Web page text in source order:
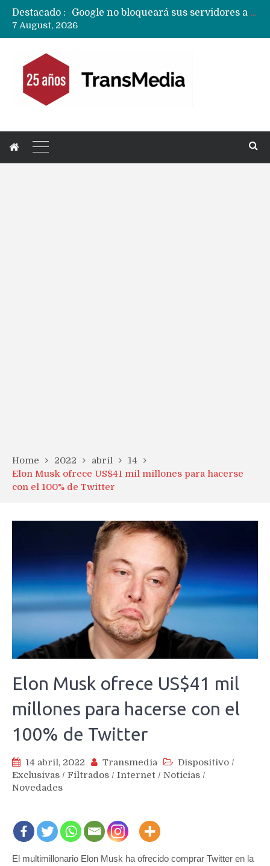
Destacado :
Google no bloqueará sus servidores a MicroG pero tiene un plan para eliminarlo como opción para teléfonos Huawei
CXMT le dice NO a la venta de sus memorias a Apple y dará prioridad a Huawei y Xiaomi
7 August, 2026
Home 2022 abril
14
Elon Musk ofrece US$41 mil millones para hacerse
con el 100% de Twitter
Elon Musk ofrece US$41 mil
millones para hacerse con el
100% de Twitter
14 abril, 2022 Transmedia Dispositivo /
Exclusivas / Filtrados / Internet / Noticias /
Novedades
El multimillonario Elon Musk ha ofrecido comprar Twitter en la